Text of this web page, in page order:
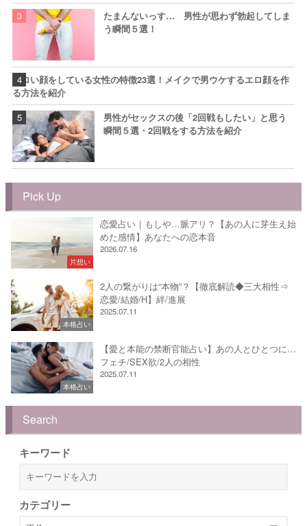
たまんないっす… 男性が思わず勃起してしま
う瞬間５選！
エロい顔をしている女性の特徴23選！メイクで男ウケするエロ顔を作
る方法を紹介
男性がセックスの後「2回戦もしたい」と思う
瞬間５選・2回戦をする方法を紹介
Pick Up
片想い
恋愛占い｜もしや…脈アリ？【あの人に芽生え始
めた感情】あなたへの恋本音
2026.07.16
本格占い
2人の繋がりは“本物”？【徹底解読◆三大相性⇒
恋愛/結婚/H】絆/進展
2025.07.11
本格占い
【愛と本能の禁断官能占い】あの人とひとつに…
フェチ/SEX欲/2人の相性
2025.07.11
Search
キーワード
カテゴリー